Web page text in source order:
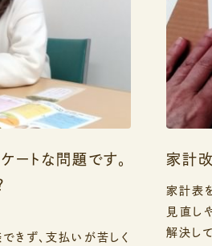
ートな問題です。
できず、支払いが苦しく
家計
家計表
見直し
解決し